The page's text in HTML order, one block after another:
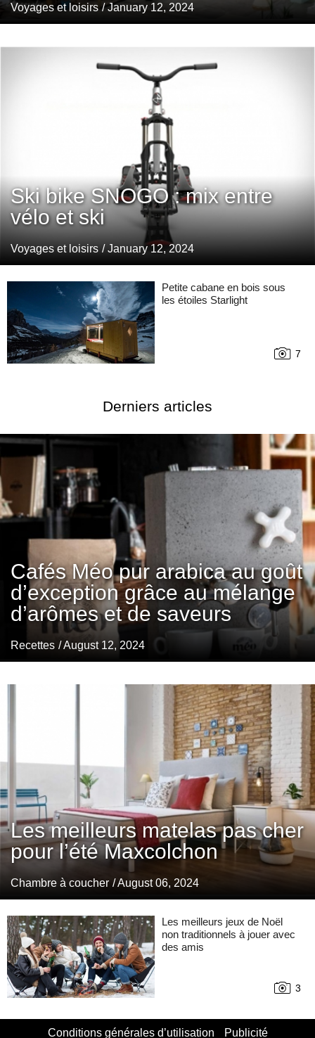
Voyages et loisirs / January 12, 2024
Ski bike SNOGO : mix entre
vélo et ski
Voyages et loisirs / January 12, 2024
Petite cabane en bois sous
les étoiles Starlight
7
Derniers articles
Cafés Méo pur arabica au goût
d’exception grâce au mélange
d’arômes et de saveurs
Recettes / August 12, 2024
Les meilleurs matelas pas cher
pour l’été Maxcolchon
Chambre à coucher / August 06, 2024
Les meilleurs jeux de Noël
non traditionnels à jouer avec
des amis
3
Conditions générales d’utilisation Publicité